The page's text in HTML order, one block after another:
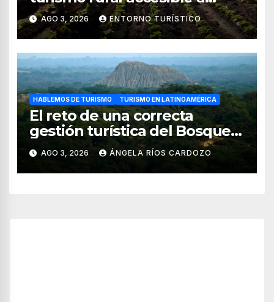
través de WhatsApp
AGO 3, 2026 ENTORNO TURÍSTICO
HABLEMOS DE TURISMO TURISMO EN LATINOAMÉRICA
El reto de una correcta
gestión turística del Bosque
de Pomac (en Perú)
AGO 3, 2026 ÁNGELA RÍOS CARDOZO